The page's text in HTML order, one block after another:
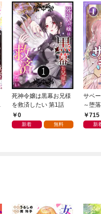
死神令嬢は黒幕お兄様
を救済したい 第1話
0
新着 無料
サベ
～堕
単行715
新